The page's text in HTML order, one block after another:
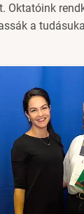
Oktatóink
a